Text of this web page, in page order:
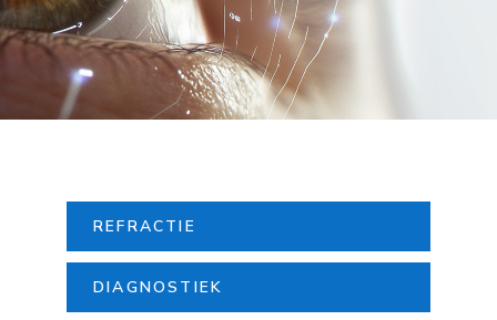
REFRACTIE
DIAGNOSTIEK